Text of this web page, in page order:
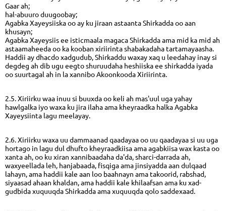
Gaar ah;
hal-abuuro duugoobay;
Agabka Xayeysiiska oo ay ku jiraan astaanta Shirkadda oo aan
khusayn;
Agabka Xayeysiis ee isticmaala magaca Shirkadda ama mid ka mid ah
astaamaheeda oo ka kooban xiriirinta shabakadaha tartamayaasha.
Haddii ay dhacdo xadgudub, Shirkaddu waxay xaq u leedahay inay si
degdeg ah dib ugu eegto shuruudaha heshiiska ee shirkadda iyada
oo suurtagal ah in la xannibo Akoonkooda Xiriirinta.
2.5. Xiriirku waa inuu si buuxda oo keli ah mas'uul uga yahay
hawlgalka iyo waxa ku jira ilaha ama kheyraadka halka Agabka
Xayeysiinta lagu meelayay.
2.6. Xiriirku waxa uu dammaanad qaadayaa oo uu qaadayaa si uu uga
hortago in lagu dul dhufto kheyraadkiisa ama agabkiisa wax kasta oo
xanta ah, oo ku xiran xannibaadaha da'da, sharci-darrada ah,
waxyeellada leh, hanjabaada, fisqiga ama jinsiyadda aan dulqaad
lahayn, ama haddii kale aan loo baahnayn ama takoorid, rabshad,
siyaasad ahaan khaldan, ama haddii kale khilaafsan ama ku xad-
gudbida xuquuqda Shirkadda ama xuquuqda qolo saddexaad.